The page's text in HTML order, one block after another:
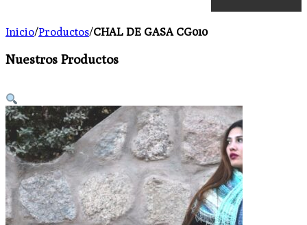
Inicio/Productos/CHAL DE GASA CG010
Nuestros Productos